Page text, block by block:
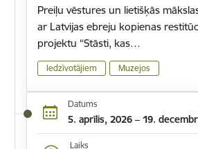
Preiļu vēstures un lietišķās
ar Latvijas ebreju kopienas
projektu “Stāsti, kas…
Iedzīvotājiem Muzejos
Datums
5. aprīlis, 2026 – 19.
Laiks